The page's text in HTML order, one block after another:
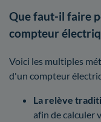
Que faut-il faire
compteur
Voici les multiples
d'un compteur
La relève
afin de calculer